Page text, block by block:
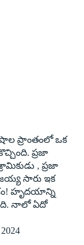
ప్రాంతంలో ఒక
ప్రజా
, ప్రజా
సారు ఇక
హృదయాన్ని
నాలో ఏదో